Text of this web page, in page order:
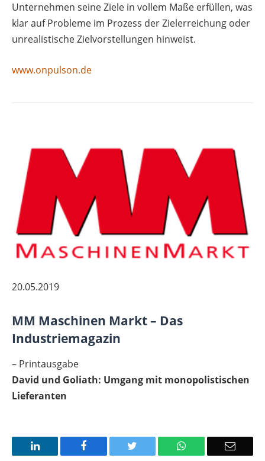
Unternehmen seine Ziele in vollem Maße erfüllen, was
klar auf Probleme im Prozess der Zielerreichung oder
unrealistische Zielvorstellungen hinweist.
www.onpulson.de
20.05.2019
MM Maschinen Markt – Das
Industriemagazin
– Printausgabe
David und Goliath: Umgang mit monopolistischen
Lieferanten
LinkedIn Facebook WhatsApp Email